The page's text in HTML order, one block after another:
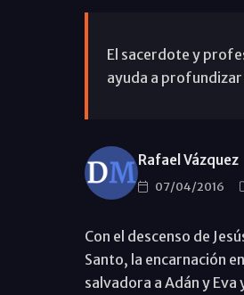
El sacerdote y
ayuda a profundizar
Rafael Vázquez
07/04/2016
Con el descenso de
Santo, la encarnación
salvadora a Adán y Eva